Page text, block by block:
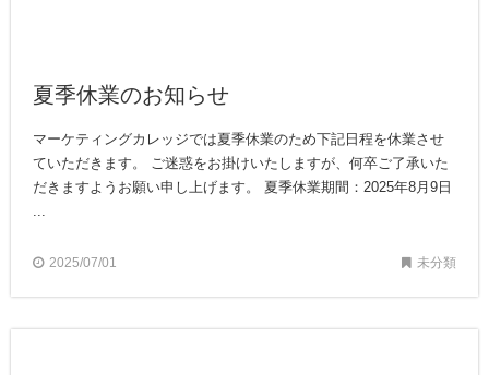
夏季休業のお知らせ
マーケティングカレッジでは夏季休業のため下記日程を休業させ
ていただきます。 ご迷惑をお掛けいたしますが、何卒ご了承いた
だきますようお願い申し上げます。 夏季休業期間：2025年8月9日
2025/07/01 未分類